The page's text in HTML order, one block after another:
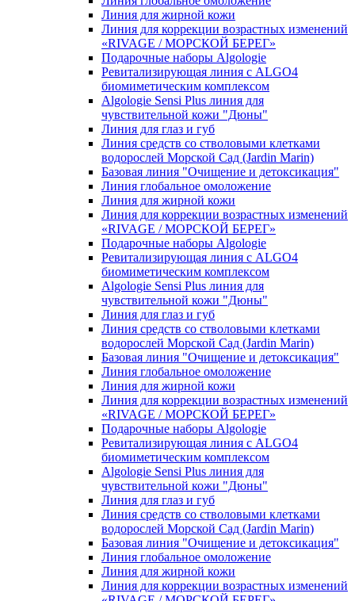
Линия для жирной кожи
Линия для коррекции возрастных изменений
«RIVAGE / МОРСКОЙ БЕРЕГ»
Подарочные наборы Algologie
Ревитализирующая линия с ALGO4
биомиметическим комплексом
Algologie Sensi Plus линия для
чувcтвительной кожи "Дюны"
Линия для глаз и губ
Линия средств со стволовыми клетками
водорослей Морской Сад (Jardin Marin)
Базовая линия "Очищение и детоксикация"
Линия глобальное омоложение
Линия для жирной кожи
Линия для коррекции возрастных изменений
«RIVAGE / МОРСКОЙ БЕРЕГ»
Подарочные наборы Algologie
Ревитализирующая линия с ALGO4
биомиметическим комплексом
Algologie Sensi Plus линия для
чувcтвительной кожи "Дюны"
Линия для глаз и губ
Линия средств со стволовыми клетками
водорослей Морской Сад (Jardin Marin)
Базовая линия "Очищение и детоксикация"
Линия глобальное омоложение
Линия для жирной кожи
Линия для коррекции возрастных изменений
«RIVAGE / МОРСКОЙ БЕРЕГ»
Подарочные наборы Algologie
Ревитализирующая линия с ALGO4
биомиметическим комплексом
Algologie Sensi Plus линия для
чувcтвительной кожи "Дюны"
Линия для глаз и губ
Линия средств со стволовыми клетками
водорослей Морской Сад (Jardin Marin)
Базовая линия "Очищение и детоксикация"
Линия глобальное омоложение
Линия для жирной кожи
Линия для коррекции возрастных изменений